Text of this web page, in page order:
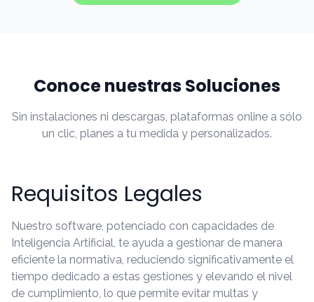
Conoce nuestras Soluciones
Sin instalaciones ni descargas, plataformas online a sólo
un clic, planes a tu medida y personalizados.
Requisitos Legales
Nuestro software, potenciado con capacidades de
Inteligencia Artificial, te ayuda a gestionar de manera
eficiente la normativa, reduciendo significativamente el
tiempo dedicado a estas gestiones y elevando el nivel
de cumplimiento, lo que permite evitar multas y